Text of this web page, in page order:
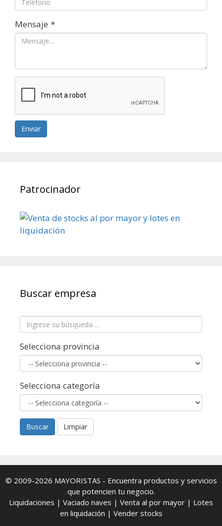
Mensaje *
Enviar
Patrocinador
Buscar empresa
Selecciona provincia
Selecciona categoría
Buscar Limpiar
© 2009-2026 MAYORISTAS - Encuentra productos y servicios
que potencien tu negocio.
Liquidaciones | Vaciado naves | Venta al por mayor | Lotes
en liquidación | Vender stocks